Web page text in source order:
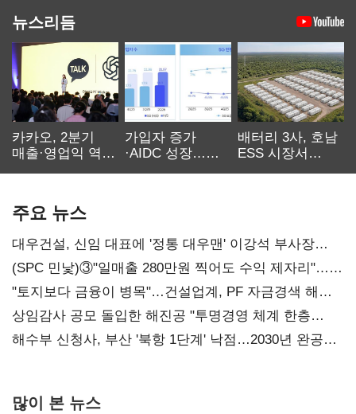
뉴스리듬
카카오, 2분기
매출·영업익 역대
가입자 증가
·AIDC 성장…
배터리 3사, 호남
ESS 시장서
주요 뉴스
대우건설, 신임 대표에 '정통 대우맨' 이강석 부사장
내정
(SPC 민낯)③"일매출 280만원 찍어도 수익 제자리"…
점주 울리는 '상시 할인'
"토지보다 금융이 병목"…건설업계, PF 자금경색 해소
목소리
상임감사 공모 돌입한 해진공 "투명경영 체계 한층
강화"
해수부 신청사, 부산 '북항 1단계' 낙점…2030년 완공
많이 본 뉴스